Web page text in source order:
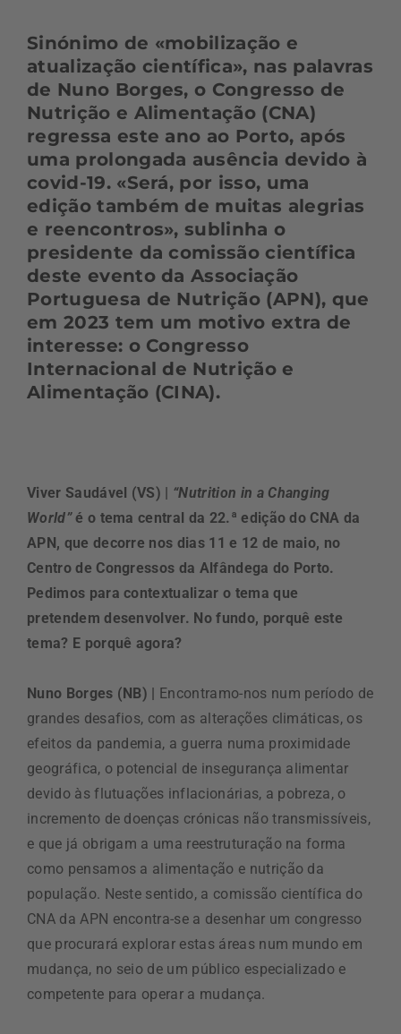
Sinónimo de «mobilização e
atualização científica», nas palavras
de Nuno Borges, o Congresso de
Nutrição e Alimentação (CNA)
regressa este ano ao Porto, após
uma prolongada ausência devido à
covid-19. «Será, por isso, uma
edição também de muitas alegrias
e reencontros», sublinha o
presidente da comissão científica
deste evento da Associação
Portuguesa de Nutrição (APN), que
em 2023 tem um motivo extra de
interesse: o Congresso
Internacional de Nutrição e
Alimentação (CINA).
Viver Saudável (VS) | “Nutrition in a Changing
World”é o tema central da 22.ª edição do CNA da
APN, que decorre nos dias 11 e 12 de maio, no
Centro de Congressos da Alfândega do Porto.
Pedimos para contextualizar o tema que
pretendem desenvolver. No fundo, porquê este
tema? E porquê agora?
Nuno Borges (NB) | Encontramo-nos num período de
grandes desafios, com as alterações climáticas, os
efeitos da pandemia, a guerra numa proximidade
geográfica, o potencial de insegurança alimentar
devido às flutuações inflacionárias, a pobreza, o
incremento de doenças crónicas não transmissíveis,
e que já obrigam a uma reestruturação na forma
como pensamos a alimentação e nutrição da
população. Neste sentido, a comissão científica do
CNA da APN encontra-se a desenhar um congresso
que procurará explorar estas áreas num mundo em
mudança, no seio de um público especializado e
competente para operar a mudança.